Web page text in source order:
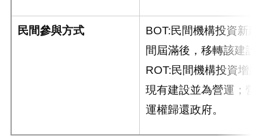
民間參與方式
BOT:民間機構投資新
間屆滿後，移轉該建設
ROT:民間機構投資增
現有建設並為營運；營
運權歸還政府。